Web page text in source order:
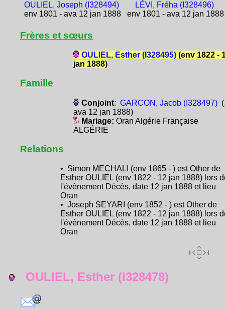
OULIEL, Joseph (I328494)
env 1801 - ava 12 jan 1888
LÉVI, Fréha (I328496)
env 1801 - ava 12 jan 1888
Frères et sœurs
OULIEL, Esther (I328495)(env 1822 -
jan 1888)
Famille
Conjoint: GARCON, Jacob (I328497)
ava 12 jan 1888)
Mariage: Oran Algérie Française
ALGÉRIE
Relations
• Simon MECHALI (env 1865 - ) est Other de
Esther OULIEL (env 1822 - 12 jan 1888) lors
l'évènement Décès, date 12 jan 1888 et lieu
Oran
• Joseph SEYARI (env 1852 - ) est Other de
Esther OULIEL (env 1822 - 12 jan 1888) lors
l'évènement Décès, date 12 jan 1888 et lieu
Oran
OULIEL, Esther (I328478)